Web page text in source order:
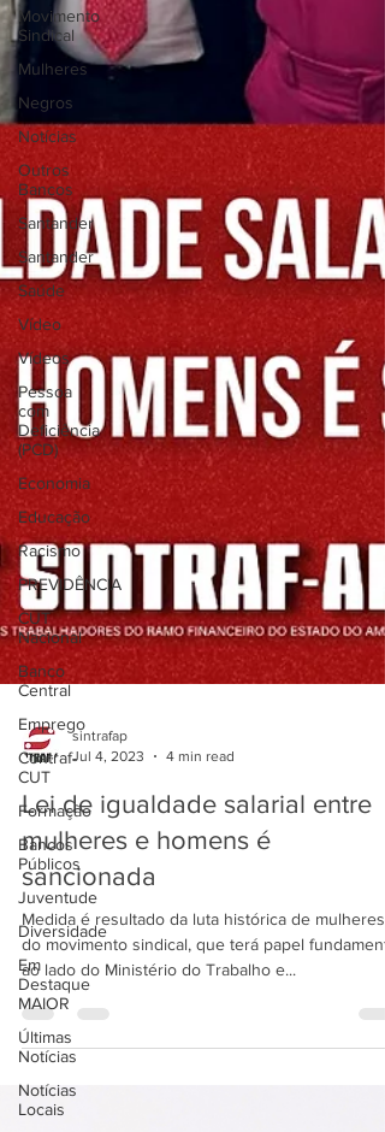
Movimento
Sindical
Mulheres
Negros
Notícias
Outros
Bancos
Santander
Santander
Saúde
Vídeo
Vídeos
Pessoa
com
Deficiência
(PCD)
Economia
Educação
Racismo
PREVIDÊNCIA
CUT
Nacional
Banco
Central
Emprego
Contraf-
CUT
Formação
Bancos
Públicos
Juventude
Diversidade
Em
Destaque
MAIOR
Últimas
Notícias
Notícias
Locais
sintrafap
Lei de igualdade salarial entre
mulheres e homens é
sancionada
Medida é resultado da luta histórica de mulheres
do movimento sindical, que terá papel
ao lado do Ministério do Trabalho e...